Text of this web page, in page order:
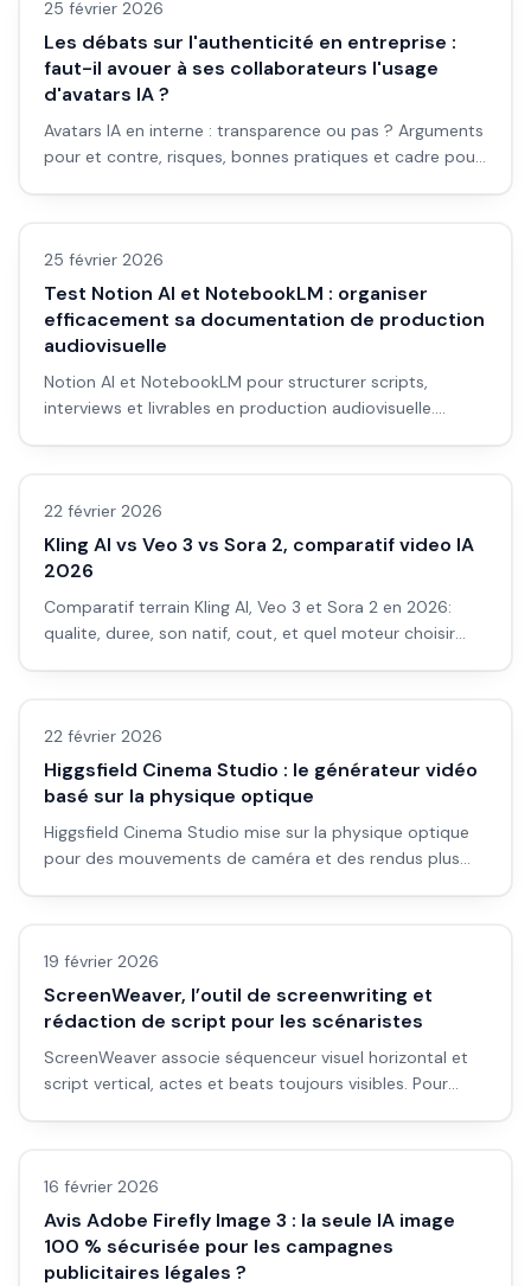
25 février 2026
Les débats sur l'authenticité en entreprise :
faut-il avouer à ses collaborateurs l'usage
d'avatars IA ?
Avatars IA en interne : transparence ou pas ? Arguments
pour et contre, risques, bonnes pratiques et cadre pour
Avis outils/services
25 février 2026
Test Notion AI et NotebookLM : organiser
efficacement sa documentation de production
audiovisuelle
Notion AI et NotebookLM pour structurer scripts,
interviews et livrables en production audiovisuelle.
Avis outils/services
22 février 2026
Kling AI vs Veo 3 vs Sora 2, comparatif video IA
2026
Comparatif terrain Kling AI, Veo 3 et Sora 2 en 2026:
qualite, duree, son natif, cout, et quel moteur choisir
Avis outils/services
22 février 2026
Higgsfield Cinema Studio : le générateur vidéo
basé sur la physique optique
Higgsfield Cinema Studio mise sur la physique optique
pour des mouvements de caméra et des rendus plus
Avis outils/services
19 février 2026
ScreenWeaver, l’outil de screenwriting et
rédaction de script pour les scénaristes
ScreenWeaver associe séquenceur visuel horizontal et
script vertical, actes et beats toujours visibles. Pour
Avis outils/services
16 février 2026
Avis Adobe Firefly Image 3 : la seule IA image
100 % sécurisée pour les campagnes
publicitaires légales ?